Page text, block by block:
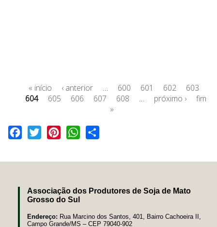
« início ‹ anterior … 600 601 602
603
604
605 606 607 608 … próximo ›
fim
»
Facebook
Twitter PinterestWhatsApp
Associação dos Produtores de Soja de Mato
Grosso do Sul
Endereço: Rua Marcino dos Santos, 401, Bairro Cachoeira II,
Campo Grande/MS – CEP 79040-902